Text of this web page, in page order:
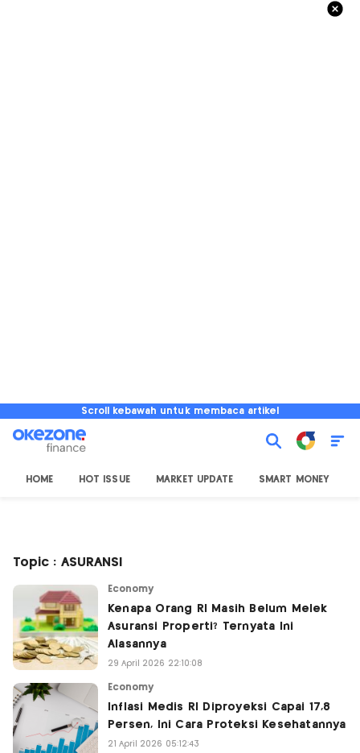
Scroll kebawah untuk membaca artikel
HOME HOT ISSUE MARKET UPDATE SMART MONEY
Topic : ASURANSI
Economy
Kenapa Orang RI Masih Belum Melek
Asuransi Properti? Ternyata Ini
Alasannya
29 April 2026 22:10:08
Economy
Inflasi Medis RI Diproyeksi Capai 17,8
Persen, Ini Cara Proteksi Kesehatannya
21 April 2026 05:12:43